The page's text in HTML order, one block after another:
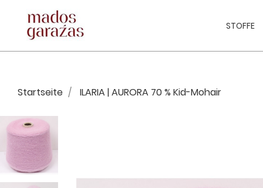
STOFFE
Startseite ILARIA | AURORA 70 % Kid-Mohair